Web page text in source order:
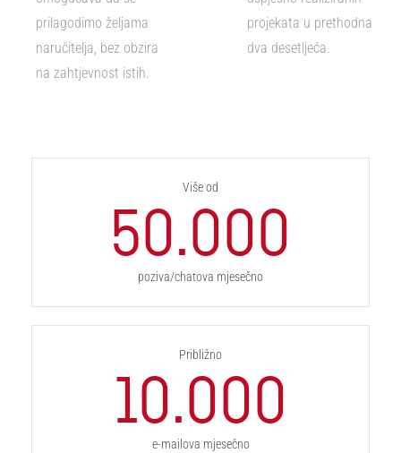
prilagodimo željama
naručitelja, bez obzira
na zahtjevnost istih.
projekata u prethodna
dva desetljeća.
Više od
50.000
poziva/chatova mjesečno
Približno
10.000
e-mailova mjesečno